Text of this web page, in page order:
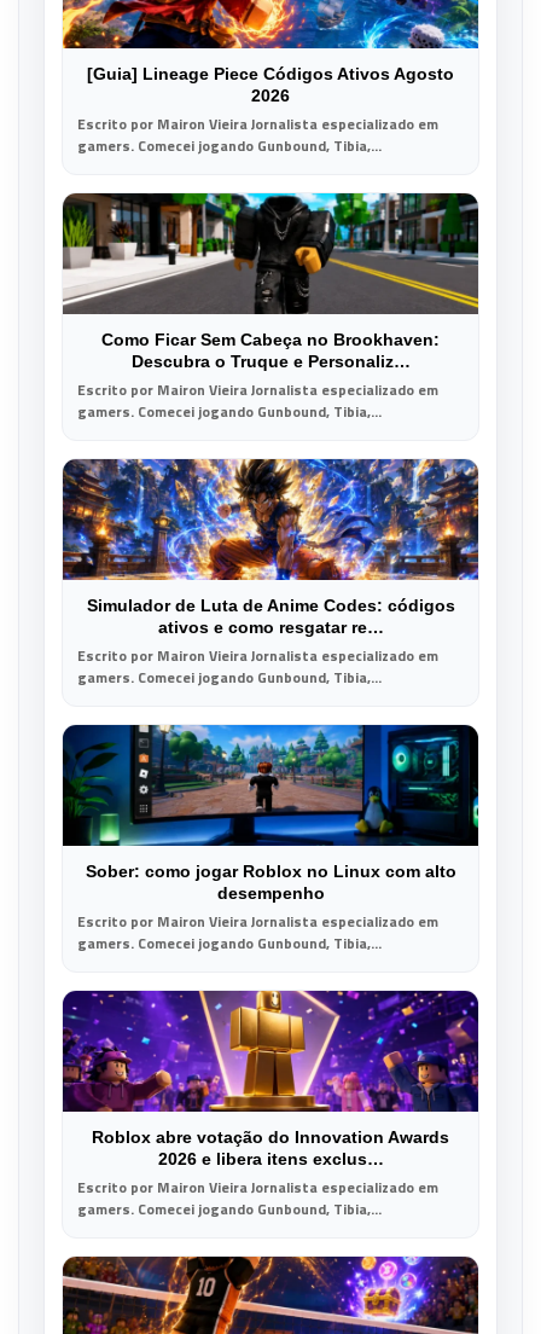
[Guia] Lineage Piece Códigos Ativos Agosto
2026
Escrito por Mairon Vieira Jornalista especializado em
gamers. Comecei jogando Gunbound, Tibia,...
Como Ficar Sem Cabeça no Brookhaven:
Descubra o Truque e Personaliz…
Escrito por Mairon Vieira Jornalista especializado em
gamers. Comecei jogando Gunbound, Tibia,...
Simulador de Luta de Anime Codes: códigos
ativos e como resgatar re…
Escrito por Mairon Vieira Jornalista especializado em
gamers. Comecei jogando Gunbound, Tibia,...
Sober: como jogar Roblox no Linux com alto
desempenho
Escrito por Mairon Vieira Jornalista especializado em
gamers. Comecei jogando Gunbound, Tibia,...
Roblox abre votação do Innovation Awards
2026 e libera itens exclus…
Escrito por Mairon Vieira Jornalista especializado em
gamers. Comecei jogando Gunbound, Tibia,...